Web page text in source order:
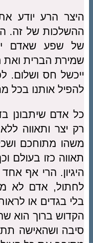
היצר הרע יודע
ההשלכות של זה.
של שפע שאדם
שמירת הברית ואת
ייכשל חס ושלום.
להפיל אותנו בכל
כל אדם שיתבונן
רק יצר ותאווה
משהו מתוחכם
תאווה כזו בעולם
היגיון. הרי אף
לחתול, אדם לא
בלי בגדים או
הקדוש ברוך הוא
סיבה ושהאישה